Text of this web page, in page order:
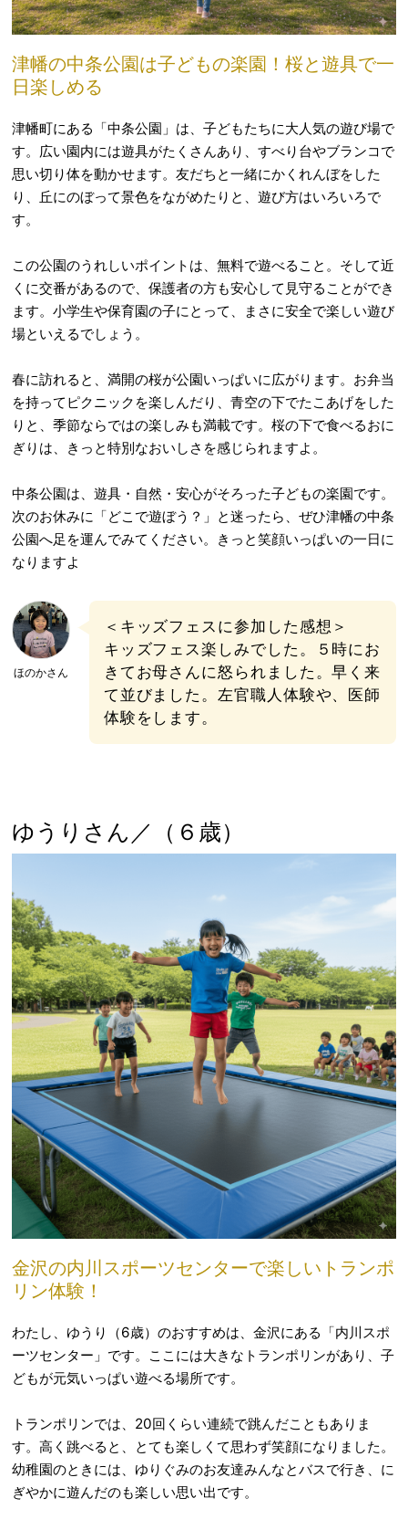
津幡の中条公園は子どもの楽園！桜と遊具で一
日楽しめる
津幡町にある「中条公園」は、子どもたちに大人気の遊び場で
す。広い園内には遊具がたくさんあり、すべり台やブランコで
思い切り体を動かせます。友だちと一緒にかくれんぼをした
り、丘にのぼって景色をながめたりと、遊び方はいろいろで
す。
この公園のうれしいポイントは、無料で遊べること。そして近
くに交番があるので、保護者の方も安心して見守ることができ
ます。小学生や保育園の子にとって、まさに安全で楽しい遊び
場といえるでしょう。
春に訪れると、満開の桜が公園いっぱいに広がります。お弁当
を持ってピクニックを楽しんだり、青空の下でたこあげをした
りと、季節ならではの楽しみも満載です。桜の下で食べるおに
ぎりは、きっと特別なおいしさを感じられますよ。
中条公園は、遊具・自然・安心がそろった子どもの楽園です。
次のお休みに「どこで遊ぼう？」と迷ったら、ぜひ津幡の中条
公園へ足を運んでみてください。きっと笑顔いっぱいの一日に
なりますよ
ほのかさん
＜キッズフェスに参加した感想＞
キッズフェス楽しみでした。５時にお
きてお母さんに怒られました。早く来
て並びました。左官職人体験や、医師
体験をします。
ゆうりさん／（６歳）
金沢の内川スポーツセンターで楽しいトランポ
リン体験！
わたし、ゆうり（6歳）のおすすめは、金沢にある「内川スポ
ーツセンター」です。ここには大きなトランポリンがあり、子
どもが元気いっぱい遊べる場所です。
トランポリンでは、20回くらい連続で跳んだこともありま
す。高く跳べると、とても楽しくて思わず笑顔になりました。
幼稚園のときには、ゆりぐみのお友達みんなとバスで行き、に
ぎやかに遊んだのも楽しい思い出です。